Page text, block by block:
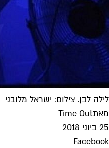
לילה לבן. צילום: ישראל מלובני
מאתTime Out
25 ביוני 2018
Facebook